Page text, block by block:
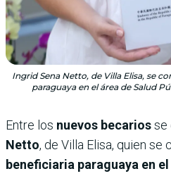
Ingrid Sena Netto, de Villa Elisa, se
paraguaya en el área de Salud
Entre los nuevos becariosse
Netto, de Villa Elisa, quien se
beneficiaria paraguaya en